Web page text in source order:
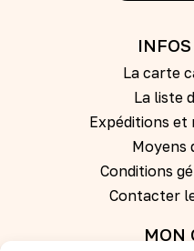
La carte
La liste
Expéditions et
Moyens
Conditions
Contacter
MON